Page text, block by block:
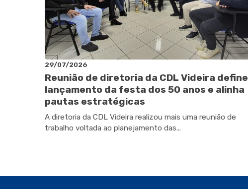
29/07/2026
Reunião de diretoria da CDL Videira define
lançamento da festa dos 50 anos e alinha
pautas estratégicas
A diretoria da CDL Videira realizou mais uma reunião de
trabalho voltada ao planejamento das...